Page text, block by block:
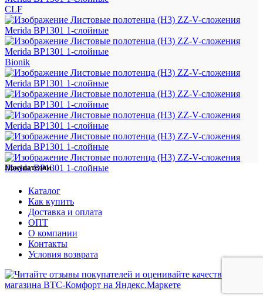
CLF
Bionik
Покупателям
Каталог
Как купить
Доставка и оплата
ОПТ
О компании
Контакты
Условия возврата